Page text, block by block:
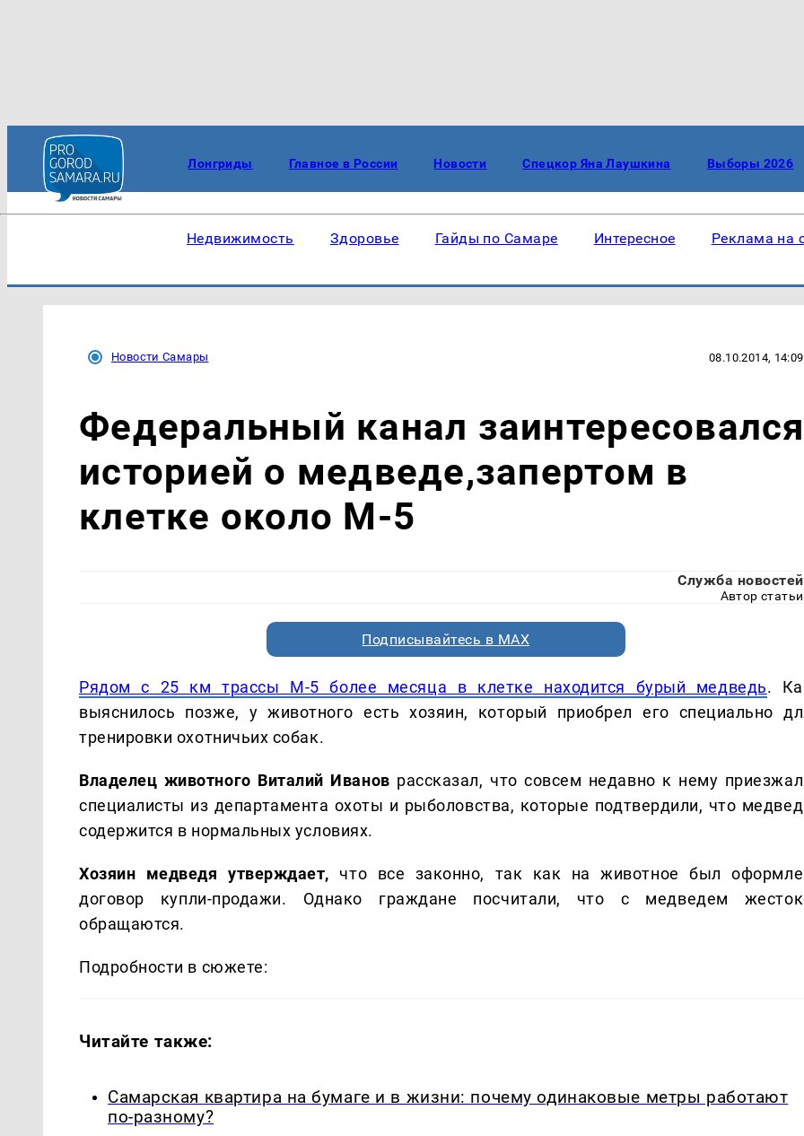
Лонгриды Главное в России Новости Спецкор Яна Лаушкина Выборы 2026
Недвижимость Здоровье Гайды по Самаре Интересное Реклама на
Новости Самары 08.10.2014, 14:09
Федеральный канал заинтересовался
историей о медведе,запертом в
клетке около М-5
Служба новостей
Автор статьи
Подписывайтесь в MAX
Рядом с 25 км трассы М-5 более месяца в клетке находится бурый медведь.
выяснилось позже, у животного есть хозяин, который приобрел его специально
тренировки охотничьих собак.
Владелец животного Виталий Иванов рассказал, что совсем недавно к нему
специалисты из департамента охоты и рыболовства, которые подтвердили, что
содержится в нормальных условиях.
Хозяин медведя утверждает, что все законно, так как на животное был
договор купли-продажи. Однако граждане посчитали, что с медведем
обращаются.
Подробности в сюжете:
Читайте также:
Самарская квартира на бумаге и в жизни: почему одинаковые метры работают
по-разному?